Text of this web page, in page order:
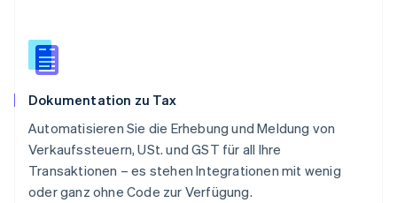
Dokumentation zu Tax
Automatisieren Sie die Erhebung und Meldung von
Verkaufssteuern, USt. und GST für all Ihre
Transaktionen – es stehen Integrationen mit wenig
oder ganz ohne Code zur Verfügung.
Sonderverwaltungsregion Hongkong,
China
Spanien
EspañolEnglish
Thailand
Tschechische Republik
English